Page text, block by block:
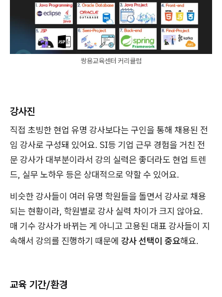
쌍용교육센터 커리큘럼
강사진
직접 초빙한 현업 유명 강사보다는 구인을 통해 채용된 전
임 강사로 구성돼 있어요. SI등 기업 근무 경험을 거친 전
문 강사가 대부분이라서 강의 실력은 좋더라도 현업 트렌
드, 실무 노하우 등은 상대적으로 약할 수 있어요.
비슷한 강사들이 여러 유명 학원들을 돌면서 강사로 채용
되는 현황이라, 학원별로 강사 실력 차이가 크지 않아요.
매 기수 강사가 바뀌는 게 아니고 고용된 대표 강사들이 지
속해서 강의를 진행하기 때문에 강사 선택이 중요해요.
교육 기간/환경